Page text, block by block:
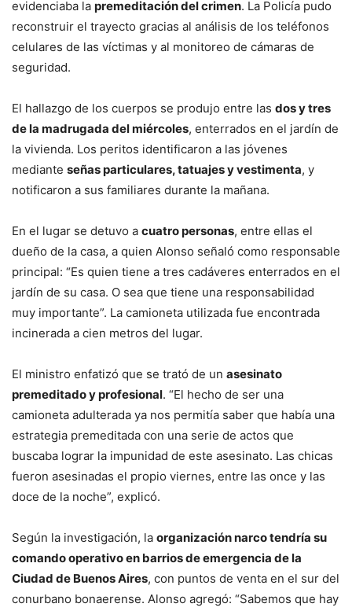
evidenciaba la premeditación del crimen. La Policía pudo
reconstruir el trayecto gracias al análisis de los teléfonos
celulares de las víctimas y al monitoreo de cámaras de
seguridad.
El hallazgo de los cuerpos se produjo entre las dos y tres
de la madrugada del miércoles, enterrados en el jardín de
la vivienda. Los peritos identificaron a las jóvenes
mediante señas particulares, tatuajes y vestimenta, y
notificaron a sus familiares durante la mañana.
En el lugar se detuvo a cuatro personas, entre ellas el
dueño de la casa, a quien Alonso señaló como responsable
principal: “Es quien tiene a tres cadáveres enterrados en el
jardín de su casa. O sea que tiene una responsabilidad
muy importante”. La camioneta utilizada fue encontrada
incinerada a cien metros del lugar.
El ministro enfatizó que se trató de un asesinato
premeditado y profesional. “El hecho de ser una
camioneta adulterada ya nos permitía saber que había una
estrategia premeditada con una serie de actos que
buscaba lograr la impunidad de este asesinato. Las chicas
fueron asesinadas el propio viernes, entre las once y las
doce de la noche”, explicó.
Según la investigación, la organización narco tendría su
comando operativo en barrios de emergencia de la
Ciudad de Buenos Aires, con puntos de venta en el sur del
conurbano bonaerense. Alonso agregó: “Sabemos que hay